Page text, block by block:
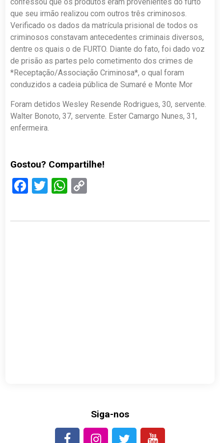
que seu irmão realizou com outros três criminosos.
Verificado os dados da matrícula prisional de todos os
criminosos constavam antecedentes criminais diversos,
dentre os quais o de FURTO. Diante do fato, foi dado voz
de prisão as partes pelo cometimento dos crimes de
*Receptação/Associação Criminosa*, o qual foram
conduzidos a cadeia pública de Sumaré e Monte Mor
Foram detidos Wesley Resende Rodrigues, 30, servente.
Walter Bonoto, 37, servente. Ester Camargo Nunes, 31,
enfermeira.
Gostou? Compartilhe!
Facebook
TwitterWhatsApp
Siga-nos